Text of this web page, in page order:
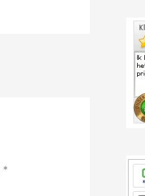
*